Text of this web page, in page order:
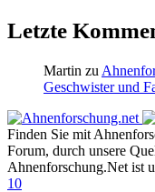
Letzte
Martin zu
Geschwister und
Finden Sie mit
Forum, durch unsere
Ahnenforschung.Net ist
10